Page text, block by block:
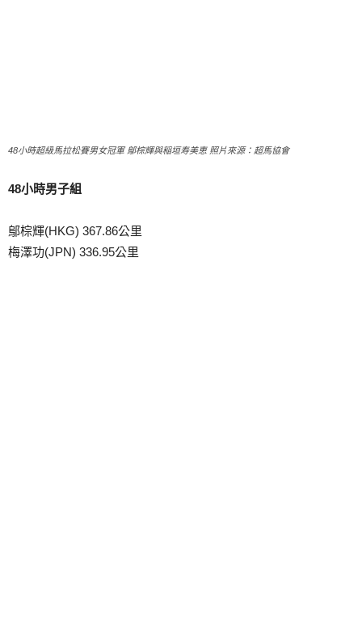
48小時超級馬拉松賽男女冠軍 鄔棕輝與稲垣寿美恵 照片來源：超馬協會
48小時男子組
鄔棕輝(HKG) 367.86公里
梅澤功(JPN) 336.95公里